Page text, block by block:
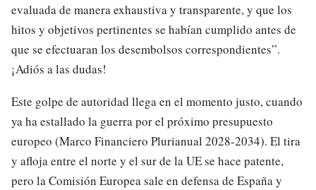
evaluada de manera exhaustiva y transparente, y que los
hitos y objetivos pertinentes se habían cumplido antes de
que se efectuaran los desembolsos correspondientes”.
¡Adiós a las dudas!
Este golpe de autoridad llega en el momento justo, cuando
ya ha estallado la guerra por el próximo presupuesto
europeo (Marco Financiero Plurianual 2028-2034). El tira
y afloja entre el norte y el sur de la UE se hace patente,
pero la Comisión Europea sale en defensa de España y